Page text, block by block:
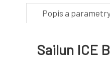
Popis a
Sailun ICE